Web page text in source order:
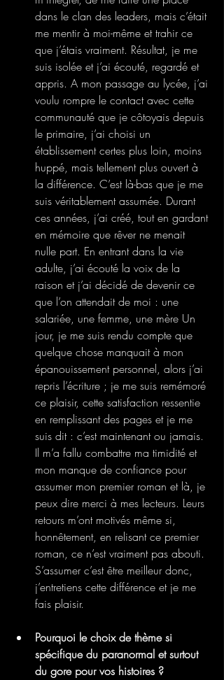
dans le clan des leaders, mais c’était
me mentir à moi-même et trahir ce
que j’étais vraiment. Résultat, je me
suis isolée et j’ai écouté, regardé et
appris. A mon passage au lycée, j’ai
voulu rompre le contact avec cette
communauté que je côtoyais depuis
le primaire, j’ai choisi un
établissement certes plus loin, moins
huppé, mais tellement plus ouvert à
la différence. C’est là-bas que je me
suis véritablement assumée. Durant
ces années, j’ai créé, tout en gardant
en mémoire que rêver ne menait
nulle part. En entrant dans la vie
adulte, j’ai écouté la voix de la
raison et j’ai décidé de devenir ce
que l’on attendait de moi : une
salariée, une femme, une mère Un
jour, je me suis rendu compte que
quelque chose manquait à mon
épanouissement personnel, alors j’ai
repris l’écriture ; je me suis remémoré
ce plaisir, cette satisfaction ressentie
en remplissant des pages et je me
suis dit : c’est maintenant ou jamais.
Il m’a fallu combattre ma timidité et
mon manque de confiance pour
assumer mon premier roman et là, je
peux dire merci à mes lecteurs. Leurs
retours m’ont motivés même si,
honnêtement, en relisant ce premier
roman, ce n’est vraiment pas abouti.
S’assumer c’est être meilleur donc,
j’entretiens cette différence et je me
fais plaisir.
Pourquoi le choix de thème si
spécifique du paranormal et surtout
du gore pour vos histoires ?